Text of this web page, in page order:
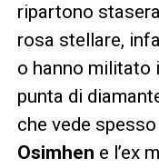
ripartono
rosa stellare,
o hanno militato
punta di
che vede
Osimhen e l’ex